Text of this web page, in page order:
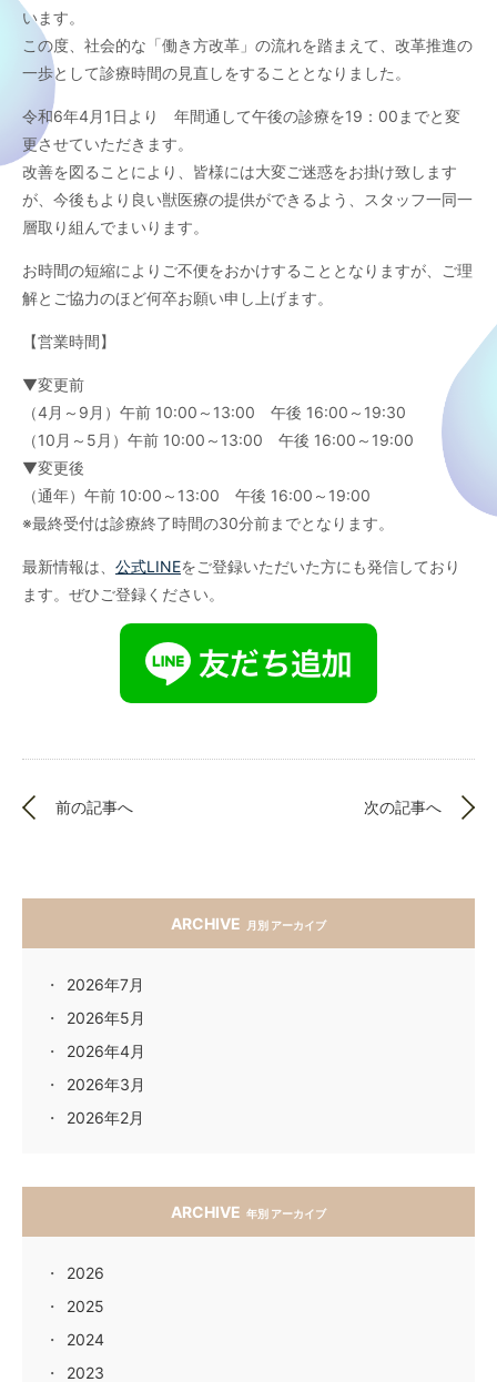
います。
この度、社会的な「働き方改革」の流れを踏まえて、改革推進の
一歩として診療時間の見直しをすることとなりました。
令和6年4月1日より 年間通して午後の診療を19：00までと変
更させていただきます。
改善を図ることにより、皆様には大変ご迷惑をお掛け致します
が、今後もより良い獣医療の提供ができるよう、スタッフ一同一
層取り組んでまいります。
お時間の短縮によりご不便をおかけすることとなりますが、ご理
解とご協力のほど何卒お願い申し上げます。
【営業時間】
▼変更前
（4月～9月）午前 10:00～13:00 午後 16:00～19:30
（10月～5月）午前 10:00～13:00 午後 16:00～19:00
▼変更後
（通年）午前 10:00～13:00 午後 16:00～19:00
※最終受付は診療終了時間の30分前までとなります。
最新情報は、 公式LINEをご登録いただいた方にも発信しており
ます。ぜひご登録ください。
前の記事へ 次の記事へ
ARCHIVE 月別 アーカイブ
2026年7月
2026年5月
2026年4月
2026年3月
2026年2月
ARCHIVE 年別 アーカイブ
2026
2025
2024
2023